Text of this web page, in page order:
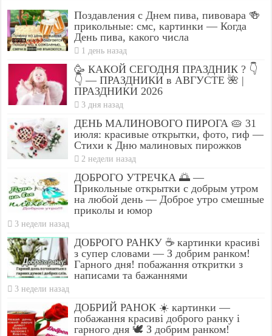
Поздавления с Днем пива, пивовара 🍻
прикольные: смс, картинки — Когда
День пива, какого числа
1 день назад
🥳 КАКОЙ СЕГОДНЯ ПРАЗДНИК ? 👇
👇 — ПРАЗДНИКИ в АВГУСТЕ 🌺 |
ПРАЗДНИКИ 2026
3 дня назад
ДЕНЬ МАЛИНОВОГО ПИРОГА 🥧 31
июля: красивые открытки, фото, гиф —
Стихи к Дню малиновых пирожков
2 недели назад
ДОБРОГО УТРЕЧКА 🌅 —
Прикольные открытки с добрым утром
на любой день — Доброе утро смешные
приколы и юмор
3 недели назад
ДОБРОГО РАНКУ ☕ картинки красиві
з супер словами — З добрим ранком!
Гарного дня! побажання откритки з
написами та бажаннями
3 недели назад
ДОБРИЙ РАНОК ☀️ картинки —
побажання красиві доброго ранку і
гарного дня 🕊️ З добрим ранком!